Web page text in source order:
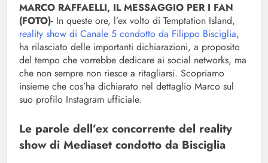
MARCO RAFFAELLI, IL MESSAGGIO PER I FAN
(FOTO)- In queste ore, l’ex volto di Temptation Island,
reality show di Canale 5 condotto da Filippo Bisciglia,
ha rilasciato delle importanti dichiarazioni, a proposito
del tempo che vorrebbe dedicare ai social networks, ma
che non sempre non riesce a ritagliarsi. Scopriamo
insieme che cos’ha dichiarato nel dettaglio Marco sul
suo profilo Instagram ufficiale.
Le parole dell’ex concorrente del reality
show di Mediaset condotto da Bisciglia